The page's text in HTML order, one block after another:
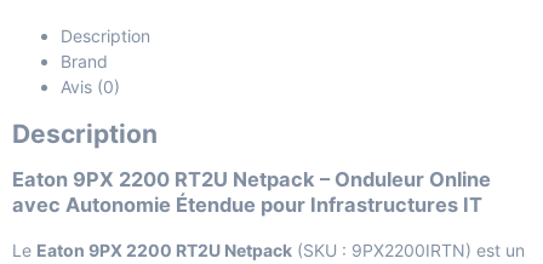
Description
Brand
Avis (0)
Description
Eaton 9PX 2200 RT2U Netpack – Onduleur Online
avec Autonomie Étendue pour Infrastructures IT
Le Eaton 9PX 2200 RT2U Netpack (SKU : 9PX2200IRTN) est un